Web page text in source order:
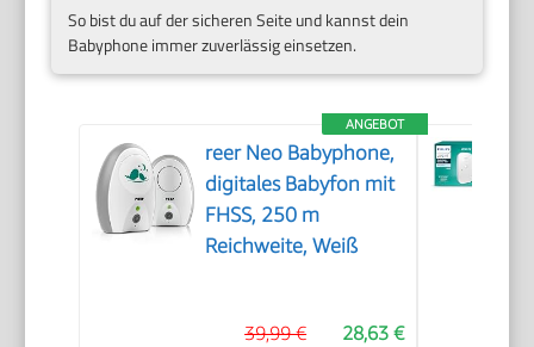
So bist du auf der sicheren Seite und kannst dein
Babyphone immer zuverlässig einsetzen.
ANGEBOT
reer Neo Babyphone,
digitales Babyfon mit
FHSS, 250 m
Reichweite, Weiß
28,63 €
39,99 €